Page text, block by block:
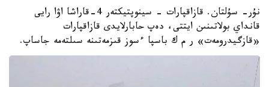
نۇر- سۇلتان. قازاقپارات - سينوپتيكتەر 4-قاراشا اۋا رايى
قانداي بولاتىنىن ايتتى، دەپ حابارلايدى قازاقپارات
«قازگيدرومەت» ر م ك باسپا ءسوز قىزمەتىنە سىلتەمە جاساپ.